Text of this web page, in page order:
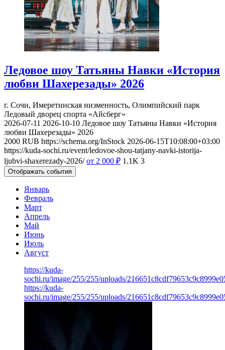
Ледовое шоу Татьяны Навки «История
любви Шахерезады» 2026
г. Сочи, Имеретинская низменность, Олимпийский парк
Ледовый дворец спорта «Айсберг»
2026-07-11 2026-10-10 Ледовое шоу Татьяны Навки «История
любви Шахерезады» 2026
2000 RUB https://schema.org/InStock 2026-06-15T10:08:00+03:00
https://kuda-sochi.ru/event/ledovoe-shou-tatjany-navki-istorija-
ljubvi-shaxerezady-2026/ от 2 000 ₽ 1.1K 3
Отображать события
Январь
Февраль
Март
Апрель
Май
Июнь
Июль
Август
https://kuda-
sochi.ru/image/255/255/uploads/
https://kuda-
sochi.ru/image/255/255/uploads/